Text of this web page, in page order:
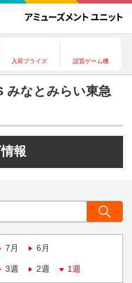
入荷プライズ 設置ゲーム機
みなとみらい東急
報
7月 6月
3週 2週 1週